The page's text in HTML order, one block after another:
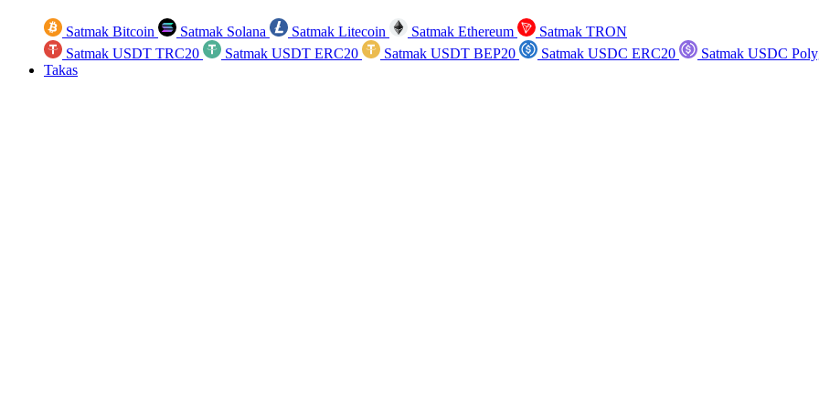
Satmak Bitcoin Satmak Solana Satmak Litecoin Satmak Ethereum
Satmak TRON
Satmak USDT TRC20
Satmak USDT ERC20 Satmak USDT BEP20 Satmak USDC ERC20
Satmak USDC
Takas